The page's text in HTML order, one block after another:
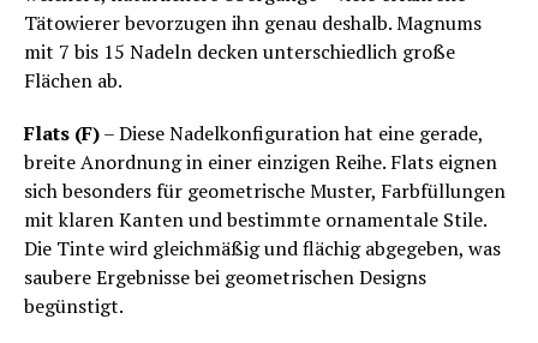
Tätowierer bevorzugen ihn genau deshalb. Magnums
mit 7 bis 15 Nadeln decken unterschiedlich große
Flächen ab.
Flats (F)– Diese Nadelkonfiguration hat eine gerade,
breite Anordnung in einer einzigen Reihe. Flats eignen
sich besonders für geometrische Muster, Farbfüllungen
mit klaren Kanten und bestimmte ornamentale Stile.
Die Tinte wird gleichmäßig und flächig abgegeben, was
saubere Ergebnisse bei geometrischen Designs
begünstigt.